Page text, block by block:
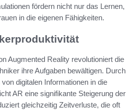
fördern nicht nur das Lernen,
in die eigenen Fähigkeiten.
Augmented Reality revolutioniert die
ihre Aufgaben bewältigen. Durch
digitalen Informationen in die
AR eine signifikante Steigerung der
gleichzeitig Zeitverluste, die oft